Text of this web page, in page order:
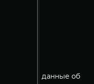
данные об